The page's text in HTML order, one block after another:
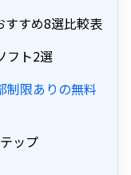
すすめ8選比較表
フト2選
制限ありの無料
ップ